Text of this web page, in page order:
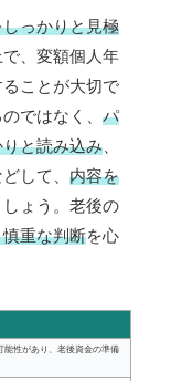
っかりと見極
で、変額個人年
ことが大切で
ではなく、 パ
と読み込み
して、 内容を
ょう。老後の
重な判断を心
能性があり、老後資金の準備